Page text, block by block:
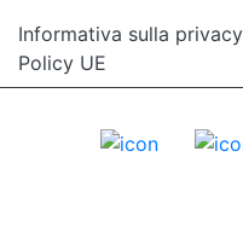
Informativa sulla privacy
Policy UE